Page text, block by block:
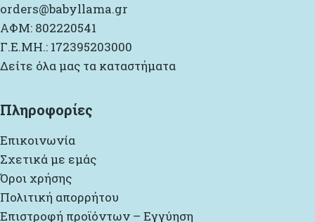
orders@babyllama.gr
ΑΦΜ: 802220541
Γ.Ε.ΜΗ.: 172395203000
Δείτε όλα μας τα καταστήματα
Πληροφορίες
Επικοινωνία
Σχετικά με εμάς
Όροι χρήσης
Πολιτική απορρήτου
Επιστροφή προϊόντων – Εγγύηση